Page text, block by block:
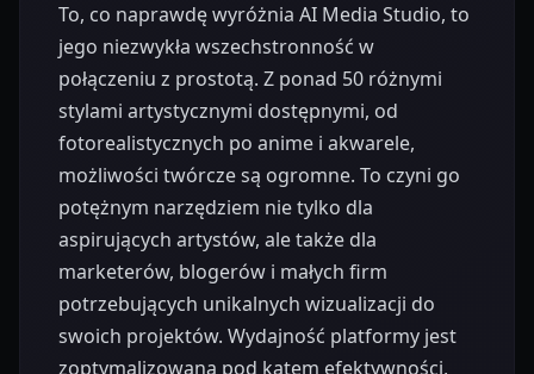
To, co naprawdę wyróżnia AI Media Studio, to
jego niezwykła wszechstronność w
połączeniu z prostotą. Z ponad 50 różnymi
stylami artystycznymi dostępnymi, od
fotorealistycznych po anime i akwarele,
możliwości twórcze są ogromne. To czyni go
potężnym narzędziem nie tylko dla
aspirujących artystów, ale także dla
marketerów, blogerów i małych firm
potrzebujących unikalnych wizualizacji do
swoich projektów. Wydajność platformy jest
zoptymalizowana pod kątem efektywności,